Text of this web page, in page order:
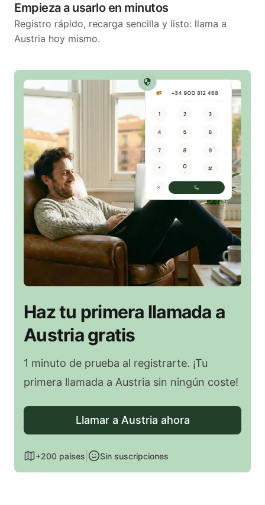
Empieza a usarlo en minutos
Registro rápido, recarga sencilla y listo: llama a
Austria hoy mismo.
Haz tu primera llamada a
Austria gratis
1 minuto de prueba al registrarte. ¡Tu
primera llamada a Austria sin ningún coste!
Llamar a Austria ahora
+200 países Sin suscripciones